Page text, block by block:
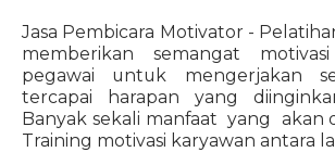
Jasa Pembicara Motivator -
memberikan semangat
pegawai untuk mengerjakan
tercapai harapan yang
Banyak sekali manfaat yang akan
Training motivasi karyawan antara